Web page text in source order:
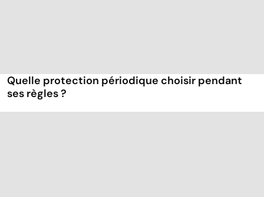
Quelle protection périodique choisir pendant
ses règles ?